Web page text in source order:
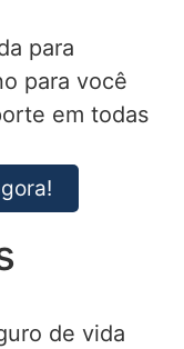
para
para você
em todas
de vida